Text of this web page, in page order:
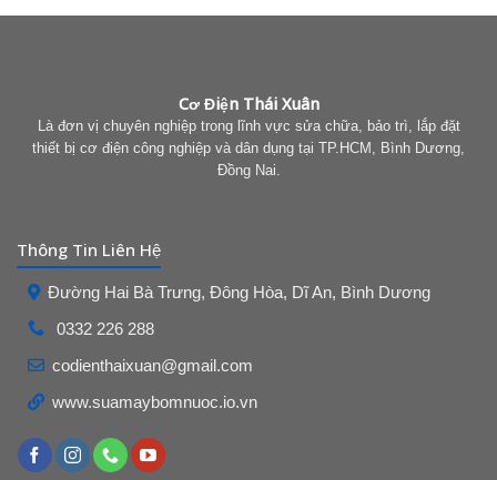
Cơ Điện Thái Xuân
Là đơn vị chuyên nghiệp trong lĩnh vực sửa chữa, bảo trì, lắp đặt
thiết bị cơ điện công nghiệp và dân dụng tại TP.HCM, Bình Dương,
Đồng Nai.
Thông Tin Liên Hệ
Đường Hai Bà Trưng, Đông Hòa, Dĩ An, Bình Dương
0332 226 288
codienthaixuan@gmail.com
www.suamaybomnuoc.io.vn